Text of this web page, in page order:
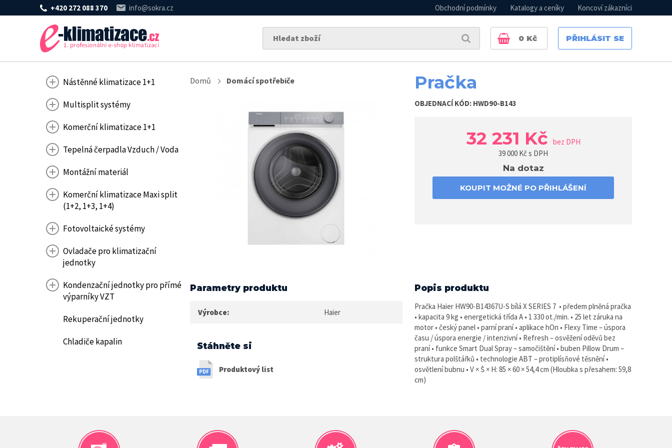
+420 272 088 370 info@sokra.cz Obchodní podmínky Katalogy a ceníky Koncoví zákazníci
PŘIHLÁSIT SE
0 Kč
Nástěnné klimatizace 1+1
Multisplit systémy
Komerční klimatizace 1+1
Tepelná čerpadla Vzduch / Voda
Montážní materiál
Komerční klimatizace Maxi split
(1+2, 1+3, 1+4)
Fotovoltaické systémy
Ovladače pro klimatizační
jednotky
Kondenzační jednotky pro přímé
výparníky VZT
Rekuperační jednotky
Chladiče kapalin
Domů Domácí spotřebiče Pračka
OBJEDNACÍ KÓD: HWD90-B143
32 231 Kč bez DPH
39 000 Kč s DPH
Na dotaz
KOUPIT MOŽNÉ PO PŘIHLÁŠENÍ
Parametry produktu
Výrobce: Haier
Popis produktu
Pračka Haier HW90-B14367U-S bílá X SERIES 7 • předem plněná pračka
• kapacita 9 kg • energetická třída A • 1 330 ot./min. • 25 let záruka na
motor • český panel • parní praní • aplikace hOn • Flexy Time – úspora
času / úspora energie / intenzivní • Refresh – osvěžení oděvů bez
praní • funkce Smart Dual Spray – samočištění • buben Pillow Drum –
struktura polštářků • technologie ABT – protiplísňové těsnění •
osvětlení bubnu • V × Š × H: 85 × 60 × 54,4 cm (Hloubka s přesahem: 59,8
cm)
Stáhněte si
Produktový list